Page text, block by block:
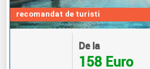
recomandat de turisti
De la
158 Euro